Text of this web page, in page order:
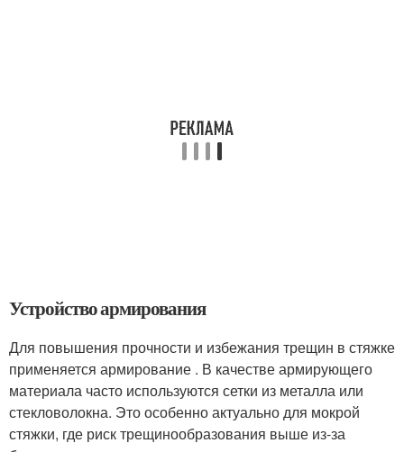
Устройство армирования
Для повышения прочности и избежания трещин в стяжке
применяется армирование . В качестве армирующего
материала часто используются сетки из металла или
стекловолокна. Это особенно актуально для мокрой
стяжки, где риск трещинообразования выше из-за